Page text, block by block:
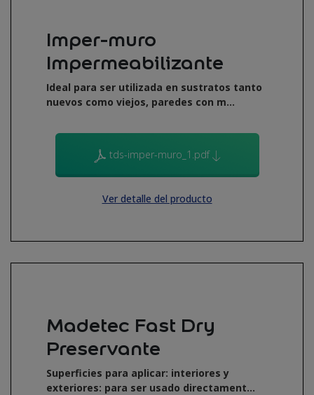
Imper-muro
Impermeabilizante
Ideal para ser utilizada en sustratos tanto
nuevos como viejos, paredes con m...
tds-imper-muro_1.pdf
Ver detalle del producto
Madetec Fast Dry
Preservante
Superficies para aplicar: interiores y
exteriores: para ser usado directament...